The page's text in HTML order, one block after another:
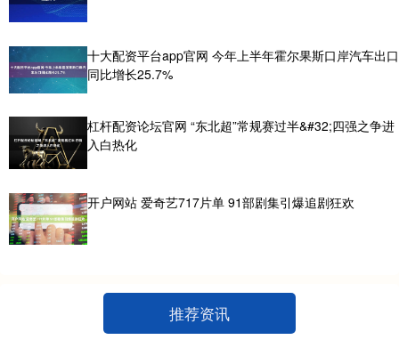
十大配资平台app官网 今年上半年霍尔果斯口岸汽车出口
同比增长25.7%
杠杆配资论坛官网 “东北超”常规赛过半&#32;四强之争进
入白热化
开户网站 爱奇艺717片单 91部剧集引爆追剧狂欢
推荐资讯